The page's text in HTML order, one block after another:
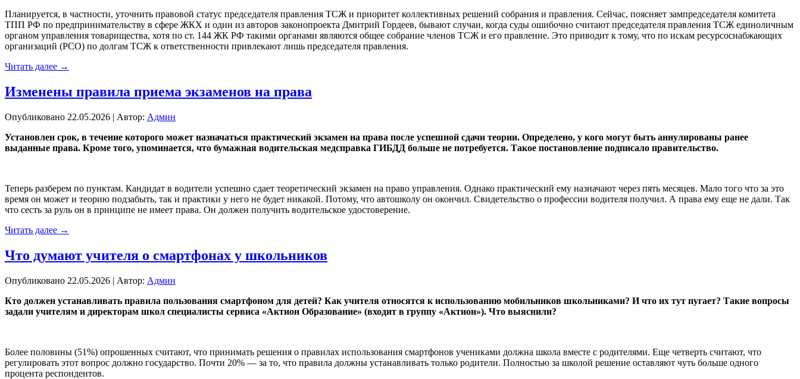
Планируется, в частности, уточнить правовой статус председателя правления ТСЖ и приоритет коллективных решений собрания и правления. Сейчас, поясняет зампредседателя комитета
ТПП РФ по предпринимательству в сфере ЖКХ и один из авторов законопроекта Дмитрий Гордеев, бывают случаи, когда суды ошибочно считают председателя правления ТСЖ единоличным
органом управления товарищества, хотя по ст. 144 ЖК РФ такими органами являются общее собрание членов ТСЖ и его правление. Это приводит к тому, что по искам ресурсоснабжающих
организаций (РСО) по долгам ТСЖ к ответственности привлекают лишь председателя правления.
Читать далее →
Изменены правила приема экзаменов на права
Опубликовано 22.05.2026 | Автор: Админ
Установлен срок, в течение которого может назначаться практический экзамен на права после успешной сдачи теории. Определено, у кого могут быть аннулированы ранее
выданные права. Кроме того, упоминается, что бумажная водительская медсправка ГИБДД больше не потребуется. Такое постановление подписало правительство.
Теперь разберем по пунктам. Кандидат в водители успешно сдает теоретический экзамен на право управления. Однако практический ему назначают через пять месяцев. Мало того что за это
время он может и теорию подзабыть, так и практики у него не будет никакой. Потому, что автошколу он окончил. Свидетельство о профессии водителя получил. А права ему еще не дали. Так
что сесть за руль он в принципе не имеет права. Он должен получить водительское удостоверение.
Читать далее →
Что думают учителя о смартфонах у школьников
Опубликовано 22.05.2026 | Автор: Админ
Кто должен устанавливать правила пользования смартфоном для детей? Как учителя относятся к использованию мобильников школьниками? И что их тут пугает? Такие вопросы
задали учителям и директорам школ специалисты сервиса «Актион Образование» (входит в группу «Актион»). Что выяснили?
Более половины (51%) опрошенных считают, что принимать решения о правилах использования смартфонов учениками должна школа вместе с родителями. Еще четверть считают, что
регулировать этот вопрос должно государство. Почти 20% — за то, что правила должны устанавливать только родители. Полностью за школой решение оставляют чуть больше одного
процента респондентов.